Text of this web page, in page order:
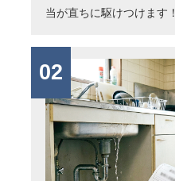
当が直ちに駆けつけます！
02